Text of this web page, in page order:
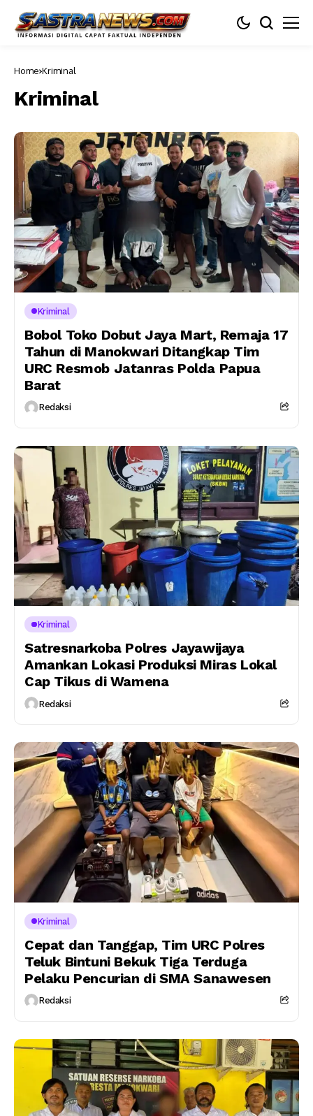
Home Kriminal
Kriminal
Kriminal
Bobol Toko Dobut Jaya Mart, Remaja 17
Tahun di Manokwari Ditangkap Tim
URC Resmob Jatanras Polda Papua
Barat
Redaksi
Kriminal
Satresnarkoba Polres Jayawijaya
Amankan Lokasi Produksi Miras Lokal
Cap Tikus di Wamena
Redaksi
Kriminal
Cepat dan Tanggap, Tim URC Polres
Teluk Bintuni Bekuk Tiga Terduga
Pelaku Pencurian di SMA Sanawesen
Redaksi